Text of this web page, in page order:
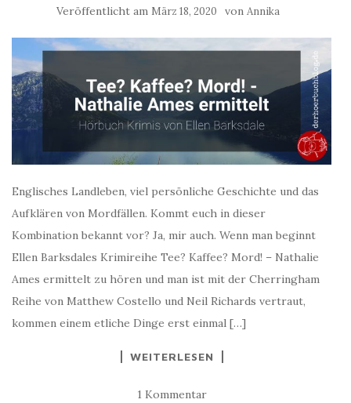
Veröffentlicht am März 18, 2020 von Annika
Englisches Landleben, viel persönliche Geschichte und das
Aufklären von Mordfällen. Kommt euch in dieser
Kombination bekannt vor? Ja, mir auch. Wenn man beginnt
Ellen Barksdales Krimireihe Tee? Kaffee? Mord! – Nathalie
Ames ermittelt zu hören und man ist mit der Cherringham
Reihe von Matthew Costello und Neil Richards vertraut,
kommen einem etliche Dinge erst einmal […]
WEITERLESEN
1 Kommentar